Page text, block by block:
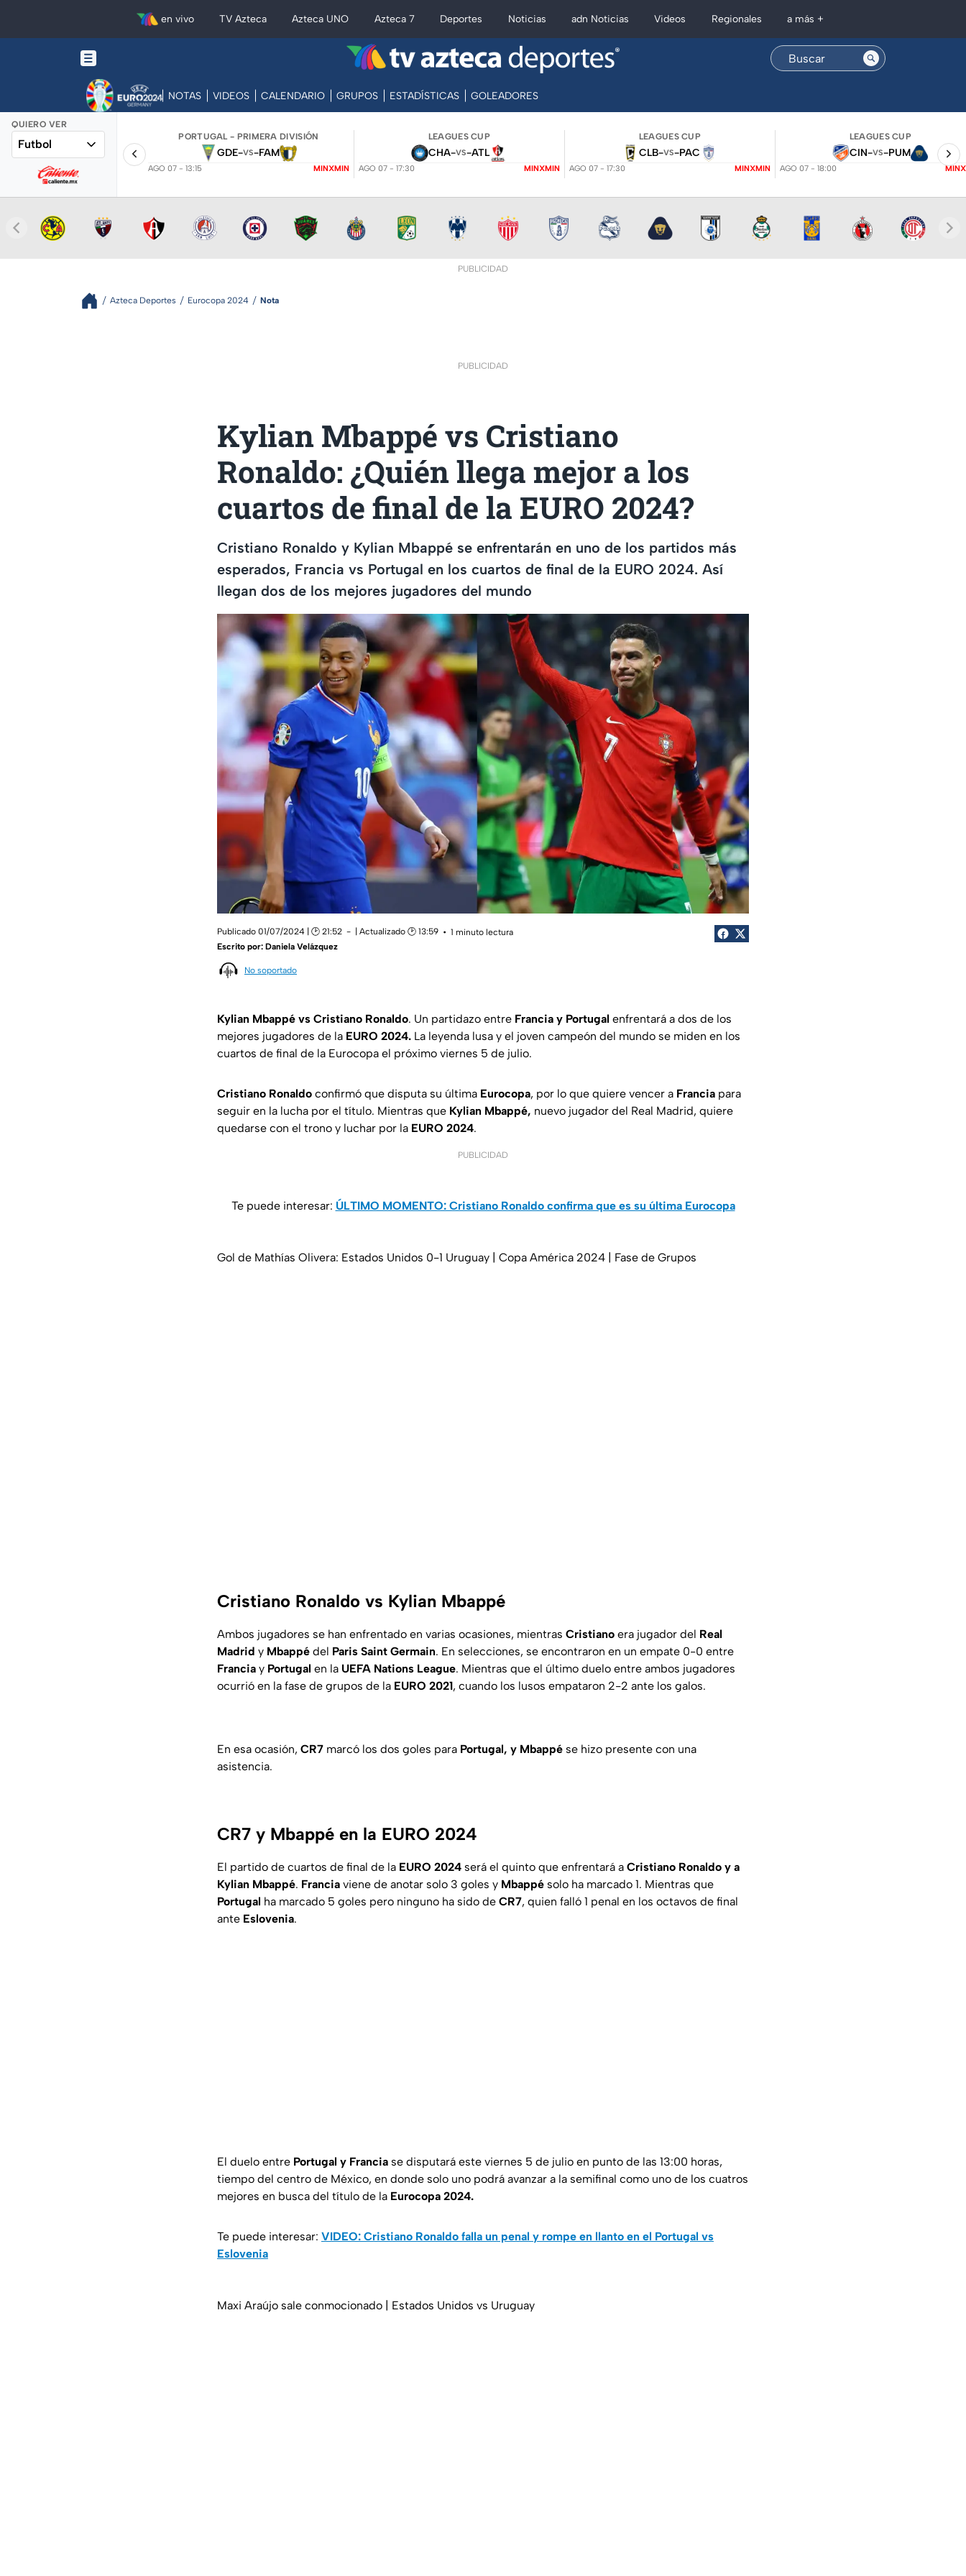
en vivo TV Azteca Azteca UNO Azteca 7 Deportes Noticias adn Noticias Videos Regionales a más +
NOTAS VIDEOS CALENDARIO GRUPOS ESTADÍSTICAS GOLEADORES
QUIERO VER
Futbol
PORTUGAL - PRIMERA DIVISIÓN
GDE-VS-FAM
AGO 07 - 13:15 MINXMIN
LEAGUES CUP
CHA-VS-ATL
AGO 07 - 17:30 MINXMIN
LEAGUES CUP
CLB-VS-PAC
AGO 07 - 17:30 MINXMIN
LEAGUES CUP
CIN-VS-PUM
AGO 07 - 18:00
PUBLICIDAD
Azteca Deportes Eurocopa 2024 Nota
PUBLICIDAD
Kylian Mbappé vs Cristiano
Ronaldo: ¿Quién llega mejor a los
cuartos de final de la EURO 2024?
Cristiano Ronaldo y Kylian Mbappé se enfrentarán en uno de los partidos más
esperados, Francia vs Portugal en los cuartos de final de la EURO 2024. Así
llegan dos de los mejores jugadores del mundo
Publicado 01/07/2024 | 🕑 21:52 | Actualizado 🕑 13:59
1 minuto lectura
Escrito por: Daniela Velázquez
No soportado
Kylian Mbappé vs Cristiano Ronaldo. Un partidazo entre Francia y Portugal enfrentará a dos de los
mejores jugadores de la EURO 2024. La leyenda lusa y el joven campeón del mundo se miden en los
cuartos de final de la Eurocopa el próximo viernes 5 de julio.
Cristiano Ronaldo confirmó que disputa su última Eurocopa, por lo que quiere vencer a Francia para
seguir en la lucha por el título. Mientras que Kylian Mbappé, nuevo jugador del Real Madrid, quiere
quedarse con el trono y luchar por la EURO 2024.
PUBLICIDAD
Te puede interesar: ÚLTIMO MOMENTO: Cristiano Ronaldo confirma que es su última Eurocopa
Gol de Mathías Olivera: Estados Unidos 0-1 Uruguay | Copa América 2024 | Fase de Grupos
Cristiano Ronaldo vs Kylian Mbappé
Ambos jugadores se han enfrentado en varias ocasiones, mientras Cristiano era jugador del Real
Madrid y Mbappé del Paris Saint Germain. En selecciones, se encontraron en un empate 0-0 entre
Francia y Portugal en la UEFA Nations League. Mientras que el último duelo entre ambos jugadores
ocurrió en la fase de grupos de la EURO 2021, cuando los lusos empataron 2-2 ante los galos.
En esa ocasión, CR7 marcó los dos goles para Portugal, y Mbappé se hizo presente con una
asistencia.
CR7 y Mbappé en la EURO 2024
El partido de cuartos de final de la EURO 2024 será el quinto que enfrentará a Cristiano Ronaldo y a
Kylian Mbappé. Francia viene de anotar solo 3 goles y Mbappé solo ha marcado 1. Mientras que
Portugal ha marcado 5 goles pero ninguno ha sido de CR7, quien falló 1 penal en los octavos de final
ante Eslovenia.
El duelo entre Portugal y Francia se disputará este viernes 5 de julio en punto de las 13:00 horas,
tiempo del centro de México, en donde solo uno podrá avanzar a la semifinal como uno de los cuatros
mejores en busca del título de la Eurocopa 2024.
Te puede interesar: VIDEO: Cristiano Ronaldo falla un penal y rompe en llanto en el Portugal vs
Eslovenia
Maxi Araújo sale conmocionado | Estados Unidos vs Uruguay